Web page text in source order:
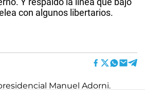
con algunos libertarios.